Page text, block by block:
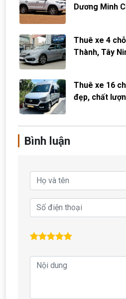
Dương Minh
Thuê xe 4
Thành, Tây
Thuê xe 16
đẹp, chất
Bình luận